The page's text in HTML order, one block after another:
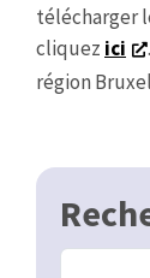
télécharger
cliquez ici
région